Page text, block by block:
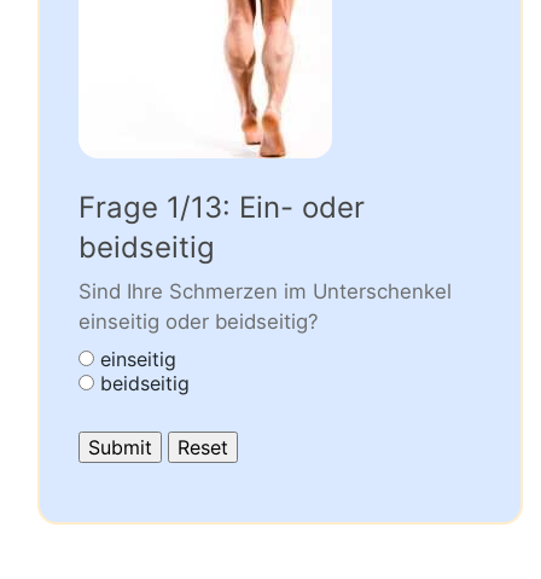
Frage 1/13: Ein- oder
beidseitig
Sind Ihre Schmerzen im Unterschenkel
einseitig oder beidseitig?
einseitig
beidseitig